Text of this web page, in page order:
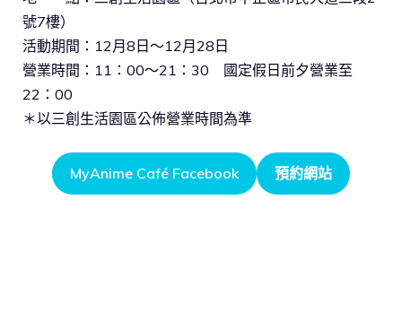
號7樓）
活動期間：12月8日～12月28日
營業時間：11：00～21：30 國定假日前夕營業至
22：00
＊以三創生活園區公佈營業時間為準
MyAnime Café Facebook 預約網站